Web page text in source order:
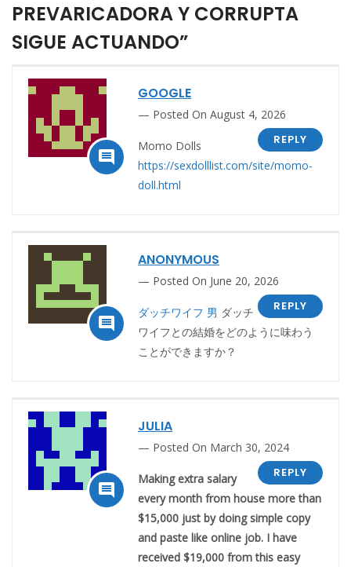
PREVARICADORA Y CORRUPTA
SIGUE ACTUANDO”

GOOGLE
Posted On August 4, 2026
REPLY
Momo Dolls
https://sexdolllist.com/site/momo-
doll.html

ANONYMOUS
Posted On June 20, 2026
REPLY
ダッチワイフ 男 ダッチ
ワイフとの結婚をどのように味わう
ことができますか？

JULIA
Posted On March 30, 2024
REPLY
Making extra salary
every month from house more than
$15,000 just by doing simple copy
and paste like online job. I have
received $19,000 from this easy